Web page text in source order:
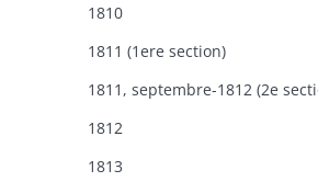
1810
1811 (1ere section)
1811, septembre-1812 (2e
1812
1813